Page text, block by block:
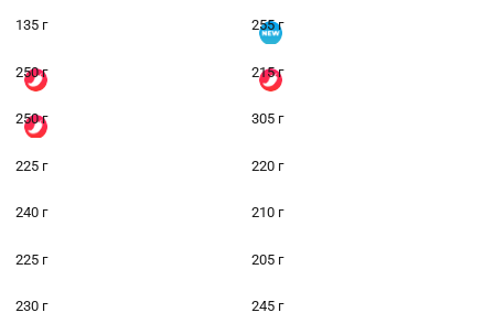
135 г 255 г
250 г 215 г
250 г 305 г
225 г 220 г
240 г 210 г
225 г 205 г
230 г 245 г